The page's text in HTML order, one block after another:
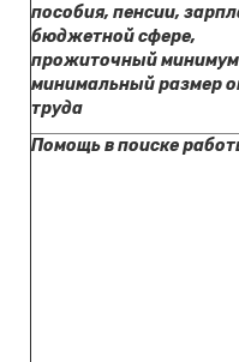
пособия, пенсии,
бюджетной сфере,
прожиточный
минимальный размер
труда
Помощь в поиске